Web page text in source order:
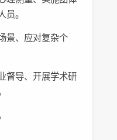
。
景、应对复杂个
督导、开展学术研